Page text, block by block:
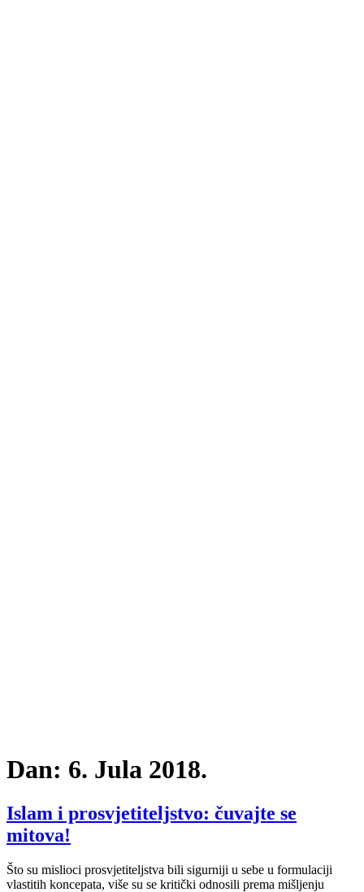
Dan: 6. Jula 2018.
Islam i prosvjetiteljstvo: čuvajte se
mitova!
Što su mislioci prosvjetiteljstva bili sigurniji u sebe u formulaciji
vlastitih koncepata, više su se kritički odnosili prema mišljenju